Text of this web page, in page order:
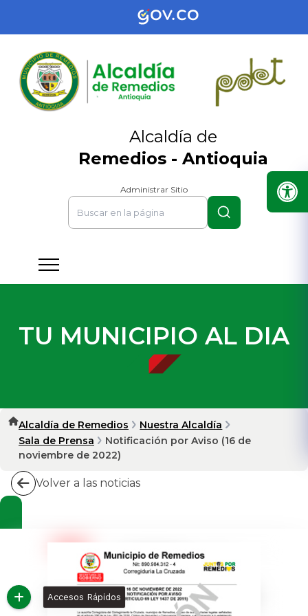
Alcaldía de
Remedios - Antioquia
Administrar Sitio
TU MUNICIPIO AL DIA
Alcaldía de Remedios
Nuestra Alcaldía
Sala de Prensa
Notificación por Aviso (16 de
noviembre de 2022)
Volver a las noticias
Accesos Rápidos